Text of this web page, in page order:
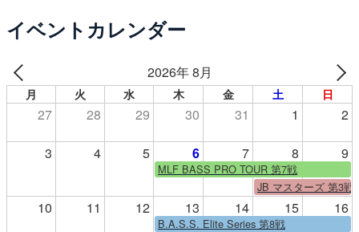
イベントカレンダー
2026年 8月
月 火 水 木 金 土 日
27 28 29 30 31 1 2
3 4 5 6 7 8 9
MLF BASS PRO TOUR 第7戦
JB マスターズ 第3戦
10 11 12 13 14 15 16
B.A.S.S. Elite Series 第8戦